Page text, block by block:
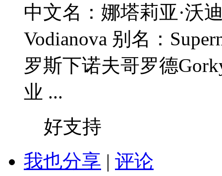
中文名：娜塔莉亚·沃
Vodianova 别名：
罗斯下诺夫哥罗德
业 ...
好支持
我也分享 | 评论